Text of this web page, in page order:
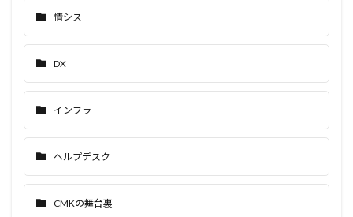
情シス
DX
インフラ
ヘルプデスク
CMKの舞台裏